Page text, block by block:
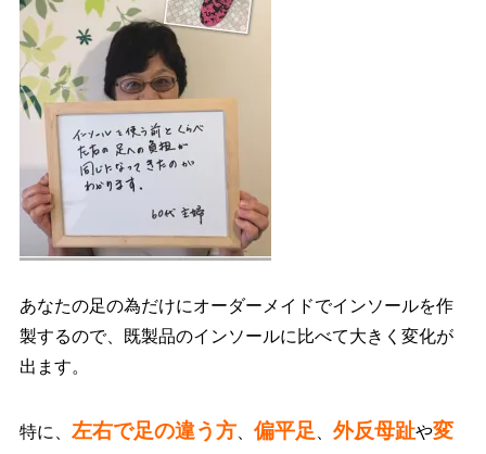
あなたの足の為だけにオーダーメイドでインソールを作
製するので、既製品のインソールに比べて大きく変化が
出ます。
特に、左右で足の違う方 、偏平足 、外反母趾や変